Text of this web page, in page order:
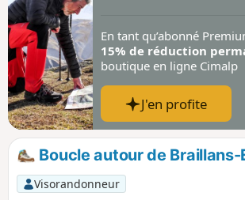
En tant qu’abonné
15% de réduction
boutique en ligne Cimalp
J'en profite
Boucle autour de Braillans-
Visorandonneur